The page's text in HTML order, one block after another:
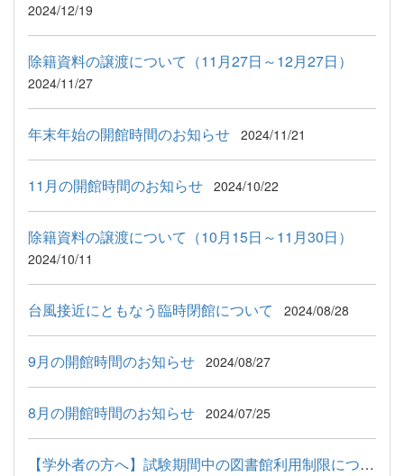
2024/12/19
除籍資料の譲渡について（11月27日～12月27日）
2024/11/27
年末年始の開館時間のお知らせ 2024/11/21
11月の開館時間のお知らせ 2024/10/22
除籍資料の譲渡について（10月15日～11月30日）
2024/10/11
台風接近にともなう臨時閉館について 2024/08/28
9月の開館時間のお知らせ 2024/08/27
8月の開館時間のお知らせ 2024/07/25
【学外者の方へ】試験期間中の図書館利用制限について